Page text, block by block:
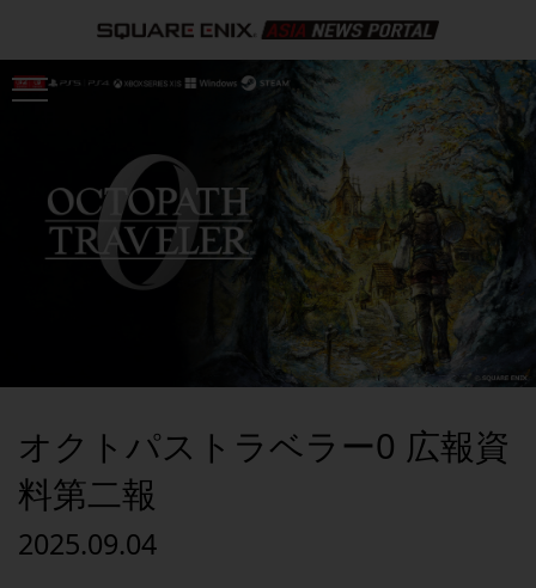
オクトパストラベラー0 広報資
料第二報
2025.09.04